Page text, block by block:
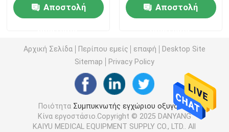
Όργανο ελέγχου κορεσμού εγχώριου οξυγόνου
Οικιακό ψηφιακό θερμόμετρο
Όργανο ελέγχου οικιακής πίεσης του αίματος
Αποστολή
φορητό συμπυκνωτή
οξυγόνου 12 βολτ
Αποστολή
Αρχική Σελίδα Περίπου εμείς επαφή
Desktop Site
Sitemap
Privacy Policy
Ποιότητα Συμπυκνωτής εγχώριου οξυγόνου
Κίνα εργοστάσιο.Copyright © 2025 DANYANG
KAIYU MEDICAL EQUIPMENT SUPPLY CO., LTD.. All